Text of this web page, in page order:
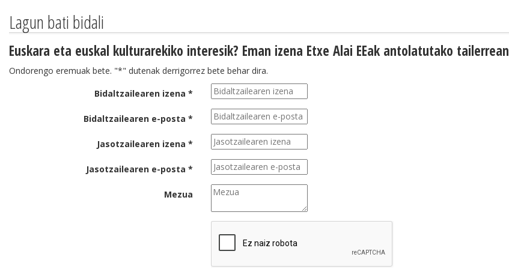
Lagun bati bidali
Euskara eta euskal kulturarekiko interesik? Eman izena Etxe Alai EEak antolatutako tailerrean
Ondorengo eremuak bete. "*" dutenak derrigorrez bete behar dira.
Bidaltzailearen izena *
Bidaltzailearen e-posta *
Jasotzailearen izena *
Jasotzailearen e-posta *
Mezua